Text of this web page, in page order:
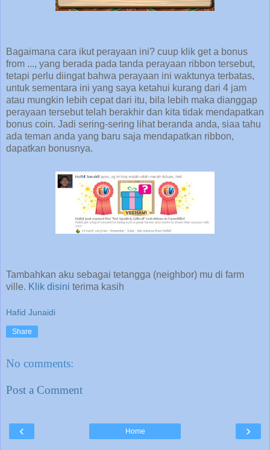
Bagaimana cara ikut perayaan ini? cuup klik get a bonus
from ..., yang berada pada tanda perayaan ribbon tersebut,
tetapi perlu diingat bahwa perayaan ini waktunya terbatas,
untuk sementara ini yang saya ketahui kurang dari 4 jam
atau mungkin lebih cepat dari itu, bila lebih maka dianggap
perayaan tersebut telah berakhir dan kita tidak mendapatkan
bonus coin. Jadi sering-sering lihat beranda anda, siaa tahu
ada teman anda yang baru saja mendapatkan ribbon,
dapatkan bonusnya.
Tambahkan aku sebagai tetangga (neighbor) mu di farm
ville. Klik disini terima kasih
Hafid Junaidi
Share
No comments:
Post a Comment
‹ ›
Home